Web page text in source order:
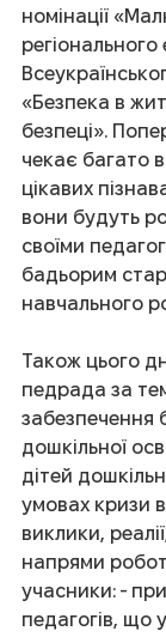
номінації
регіонального
«Безпека в
безпеці».
чекає багато
цікавих
вони будуть
своїми
бадьорим
навчального
Також цього
педрада за
забезпечення
дошкільної
дітей
умовах кризи в
виклики,
напрями
учасники: -
педагогів, що